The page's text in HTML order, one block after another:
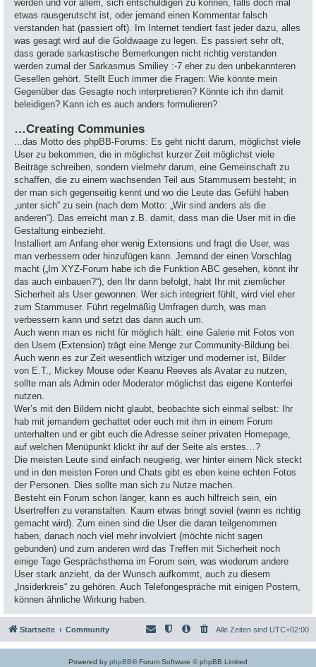
werden und vor allem, sich entschuldigen zu können, falls doch mal
etwas rausgerutscht ist, oder jemand einen Kommentar falsch
verstanden hat (passiert oft). Im Internet tendiert fast jeder dazu, alles
was gesagt wird auf die Goldwaage zu legen. Es passiert sehr oft,
dass gerade sarkastische Bemerkungen nicht richtig verstanden
werden zumal der Sarkasmus Smiliey :-7 eher zu den unbekannteren
Gesellen gehört. Stellt Euch immer die Fragen: Wie könnte mein
Gegenüber das Gesagte noch interpretieren? Könnte ich ihn damit
beleidigen? Kann ich es auch anders formulieren?
…Creating Communies
...das Motto des phpBB-Forums: Es geht nicht darum, möglichst viele
User zu bekommen, die in möglichst kurzer Zeit möglichst viele
Beiträge schreiben, sondern vielmehr darum, eine Gemeinschaft zu
schaffen, die zu einem wachsenden Teil aus Stammusern besteht; in
der man sich gegenseitig kennt und wo die Leute das Gefühl haben
„unter sich“ zu sein (nach dem Motto: „Wir sind anders als die
anderen“). Das erreicht man z.B. damit, dass man die User mit in die
Gestaltung einbezieht.
Installiert am Anfang eher wenig Extensions und fragt die User, was
man verbessern oder hinzufügen kann. Jemand der einen Vorschlag
macht („Im XYZ-Forum habe ich die Funktion ABC gesehen, könnt ihr
das auch einbauen?“), den Ihr dann befolgt, habt Ihr mit ziemlicher
Sicherheit als User gewonnen. Wer sich integriert fühlt, wird viel eher
zum Stammuser. Führt regelmäßig Umfragen durch, was man
verbessern kann und setzt das dann auch um.
Auch wenn man es nicht für möglich hält: eine Galerie mit Fotos von
den Usern (Extension) trägt eine Menge zur Community-Bildung bei.
Auch wenn es zur Zeit wesentlich witziger und moderner ist, Bilder
von E.T., Mickey Mouse oder Keanu Reeves als Avatar zu nutzen,
sollte man als Admin oder Moderator möglichst das eigene Konterfei
nutzen.
Wer’s mit den Bildern nicht glaubt, beobachte sich einmal selbst: Ihr
hab mit jemandem gechattet oder euch mit ihm in einem Forum
unterhalten und er gibt euch die Adresse seiner privaten Homepage,
auf welchen Menüpunkt klickt ihr auf der Seite als erstes…?
Die meisten Leute sind einfach neugierig, wer hinter einem Nick steckt
und in den meisten Foren und Chats gibt es eben keine echten Fotos
der Personen. Dies sollte man sich zu Nutze machen.
Besteht ein Forum schon länger, kann es auch hilfreich sein, ein
Usertreffen zu veranstalten. Kaum etwas bringt soviel (wenn es richtig
gemacht wird). Zum einen sind die User die daran teilgenommen
haben, danach noch viel mehr involviert (möchte nicht sagen
gebunden) und zum anderen wird das Treffen mit Sicherheit noch
einige Tage Gesprächsthema im Forum sein, was wiederum andere
User stark anzieht, da der Wunsch aufkommt, auch zu diesem
„Insiderkreis“ zu gehören. Auch Telefongespräche mit einigen Postern,
können ähnliche Wirkung haben.
Startseite Community Alle Zeiten sind UTC+02:00
Powered by phpBB® Forum Software © phpBB Limited